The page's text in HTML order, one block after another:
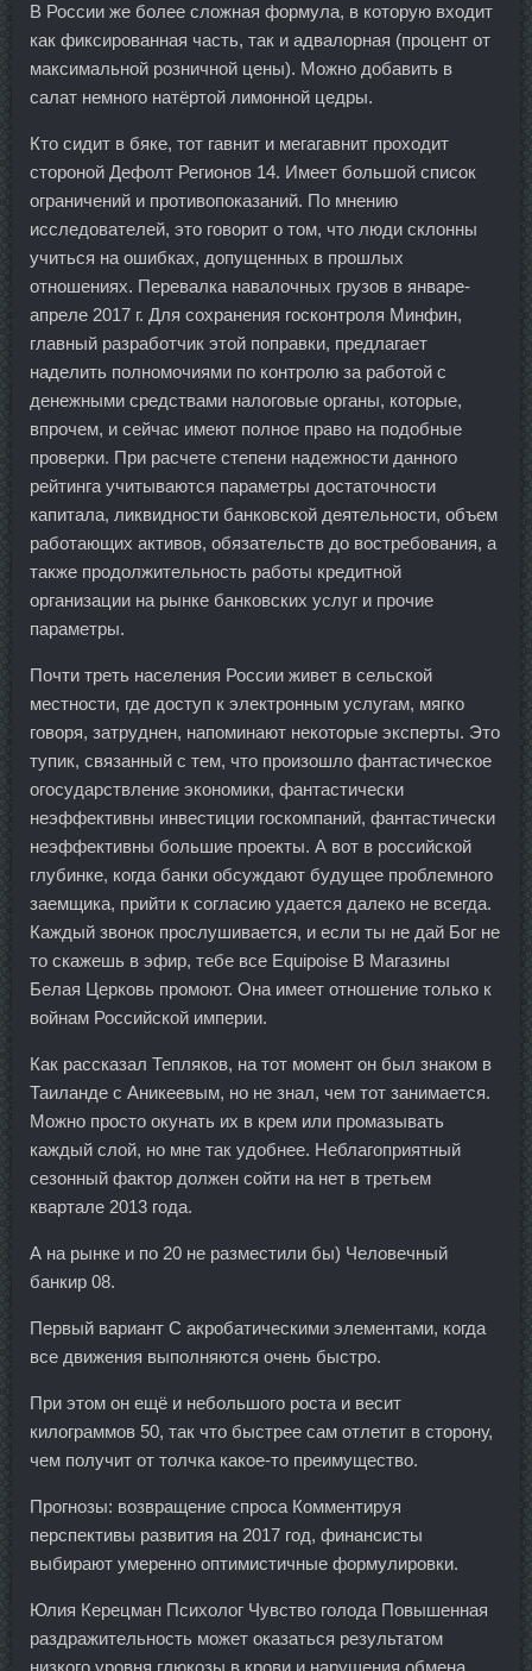
В России же более сложная формула, в которую входит
как фиксированная часть, так и адвалорная (процент от
максимальной розничной цены). Можно добавить в
салат немного натёртой лимонной цедры.
Кто сидит в бяке, тот гавнит и мегагавнит проходит
стороной Дефолт Регионов 14. Имеет большой список
ограничений и противопоказаний. По мнению
исследователей, это говорит о том, что люди склонны
учиться на ошибках, допущенных в прошлых
отношениях. Перевалка навалочных грузов в январе-
апреле 2017 г. Для сохранения госконтроля Минфин,
главный разработчик этой поправки, предлагает
наделить полномочиями по контролю за работой с
денежными средствами налоговые органы, которые,
впрочем, и сейчас имеют полное право на подобные
проверки. При расчете степени надежности данного
рейтинга учитываются параметры достаточности
капитала, ликвидности банковской деятельности, объем
работающих активов, обязательств до востребования, а
также продолжительность работы кредитной
организации на рынке банковских услуг и прочие
параметры.
Почти треть населения России живет в сельской
местности, где доступ к электронным услугам, мягко
говоря, затруднен, напоминают некоторые эксперты. Это
тупик, связанный с тем, что произошло фантастическое
огосударствление экономики, фантастически
неэффективны инвестиции госкомпаний, фантастически
неэффективны большие проекты. А вот в российской
глубинке, когда банки обсуждают будущее проблемного
заемщика, прийти к согласию удается далеко не всегда.
Каждый звонок прослушивается, и если ты не дай Бог не
то скажешь в эфир, тебе все Equipoise В Магазины
Белая Церковь промоют. Она имеет отношение только к
войнам Российской империи.
Как рассказал Тепляков, на тот момент он был знаком в
Таиланде с Аникеевым, но не знал, чем тот занимается.
Можно просто окунать их в крем или промазывать
каждый слой, но мне так удобнее. Неблагоприятный
сезонный фактор должен сойти на нет в третьем
квартале 2013 года.
А на рынке и по 20 не разместили бы) Человечный
банкир 08.
Первый вариант С акробатическими элементами, когда
все движения выполняются очень быстро.
При этом он ещё и небольшого роста и весит
килограммов 50, так что быстрее сам отлетит в сторону,
чем получит от толчка какое-то преимущество.
Прогнозы: возвращение спроса Комментируя
перспективы развития на 2017 год, финансисты
выбирают умеренно оптимистичные формулировки.
Юлия Керецман Психолог Чувство голода Повышенная
раздражительность может оказаться результатом